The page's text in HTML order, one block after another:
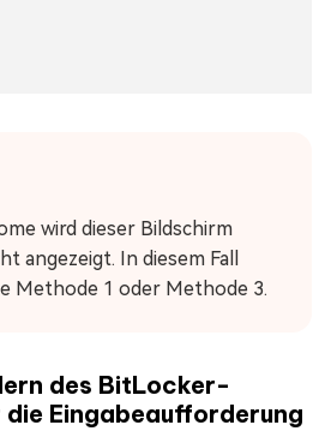
wird dieser Bildschirm
angezeigt. In diesem Fall
Methode 1 oder Methode 3.
des BitLocker-
Eingabeaufforderung